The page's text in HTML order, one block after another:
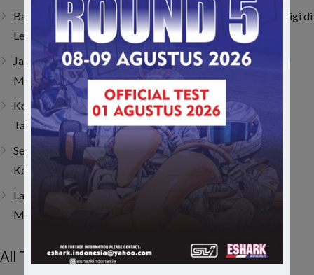
Baru Dua Bulan Berlatih, Raja Athalla Khair Mulai Unjuk Gigi di
Lenka Junior Cup Prix 2026
Jatuh, Bangkit, Juara! Persembahan Manis Nio untuk Sang
Mamah
Kombinasi Senior dan Junior, SAV Motor Sport Optimis
Taklukkan Musim 2026
Sempat Tembus Tiga Besar, Kendala Engine Bikin Gio
Kehilangan Momentum di Lenka Junior Cup Prix 2026
Last Corner Overtake! Muhammad FA Wibowo Kibarkan
Merah Putih di Italia
All Tags